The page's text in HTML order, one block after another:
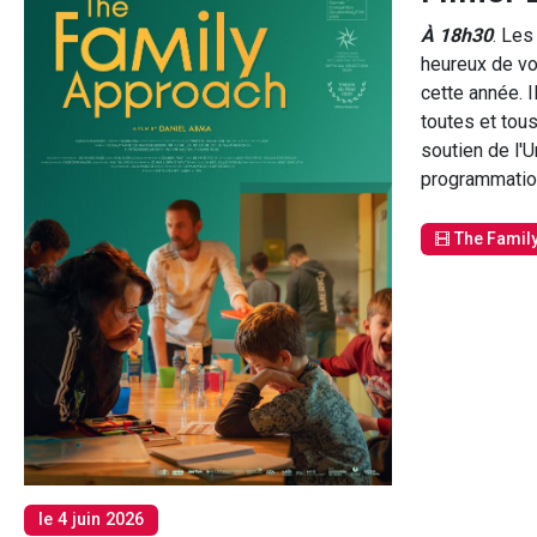
le 4 juin 2026
À 18h30. Les
heureux de
cette année.
toutes et
soutien de
The